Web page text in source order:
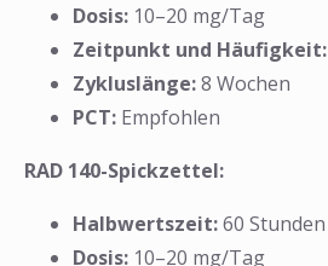
Dosis: 10–20 mg/Tag
Zeitpunkt und Häufigkeit:
Zykluslänge:8 Wochen
PCT: Empfohlen
RAD 140-Spickzettel:
Halbwertszeit:60 Stunden
Dosis: 10–20 mg/Tag